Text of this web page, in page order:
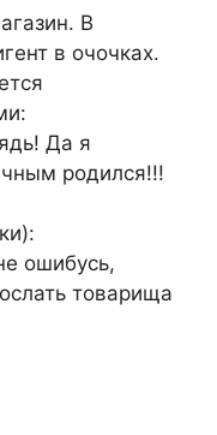
В
в очочках.
Да я
родился!!!
ошибусь,
товарища